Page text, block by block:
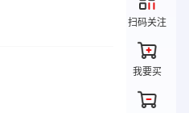
扫码关注
我要买